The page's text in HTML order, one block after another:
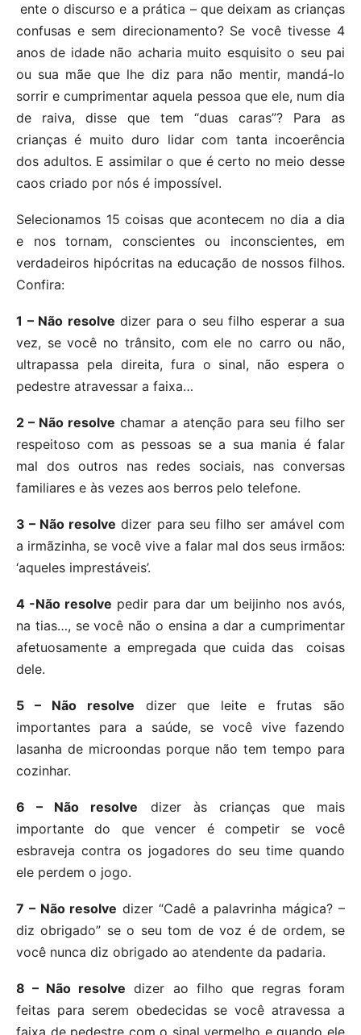
ente o discurso e a prática – que deixam as crianças
confusas e sem direcionamento? Se você tivesse 4
anos de idade não acharia muito esquisito o seu pai
ou sua mãe que lhe diz para não mentir, mandá-lo
sorrir e cumprimentar aquela pessoa que ele, num dia
de raiva, disse que tem “duas caras”? Para as
crianças é muito duro lidar com tanta incoerência
dos adultos. E assimilar o que é certo no meio desse
caos criado por nós é impossível.
Selecionamos 15 coisas que acontecem no dia a dia
e nos tornam, conscientes ou inconscientes, em
verdadeiros hipócritas na educação de nossos filhos.
Confira:
1 – Não resolve dizer para o seu filho esperar a sua
vez, se você no trânsito, com ele no carro ou não,
ultrapassa pela direita, fura o sinal, não espera o
pedestre atravessar a faixa…
2 – Não resolve chamar a atenção para seu filho ser
respeitoso com as pessoas se a sua mania é falar
mal dos outros nas redes sociais, nas conversas
familiares e às vezes aos berros pelo telefone.
3 – Não resolve dizer para seu filho ser amável com
a irmãzinha, se você vive a falar mal dos seus irmãos:
‘aqueles imprestáveis’.
4 -Não resolve pedir para dar um beijinho nos avós,
na tias…, se você não o ensina a dar a cumprimentar
afetuosamente a empregada que cuida das coisas
dele.
5 – Não resolve dizer que leite e frutas são
importantes para a saúde, se você vive fazendo
lasanha de microondas porque não tem tempo para
cozinhar.
6 – Não resolve dizer às crianças que mais
importante do que vencer é competir se você
esbraveja contra os jogadores do seu time quando
ele perdem o jogo.
7 – Não resolve dizer “Cadê a palavrinha mágica? –
diz obrigado” se o seu tom de voz é de ordem, se
você nunca diz obrigado ao atendente da padaria.
8 – Não resolve dizer ao filho que regras foram
feitas para serem obedecidas se você atravessa a